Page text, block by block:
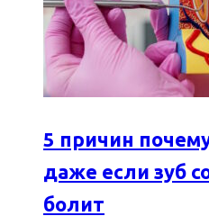
5 причин
даже если зуб
болит